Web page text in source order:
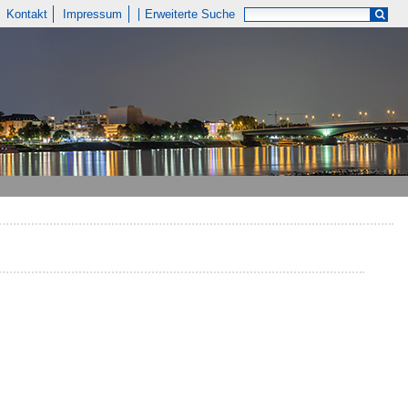
Kontakt Impressum Erweiterte Suche